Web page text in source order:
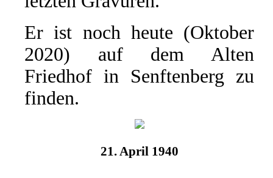
Er ist noch heute (Oktober
2020) auf dem Alten
Friedhof in Senftenberg zu
finden.
21. April 1940